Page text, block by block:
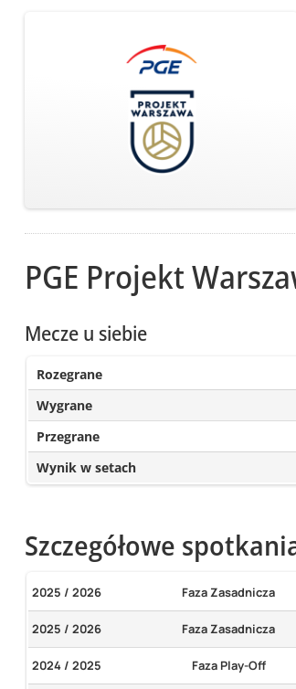
PGE Projekt
Mecze u siebie
Rozegrane
Wygrane
Przegrane
Wynik w setach
Szczegółowe
2025 / 2026 Faza Zasadnicza
2025 / 2026 Faza Zasadnicza
2024 / 2025 Faza Play-Off